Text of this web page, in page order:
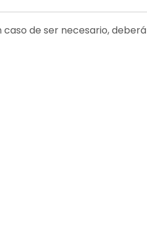
de ser necesario, deberá